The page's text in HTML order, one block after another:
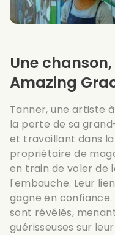
Une
Amazing
Tanner, une artiste
la perte de sa
et travaillant dans
propriétaire de
en train de voler de
l'embauche. Leur
gagne en
sont révélés,
guérisseuses sur